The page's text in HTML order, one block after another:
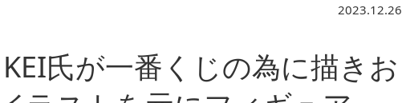
2023.12.26
氏が一番くじの為に描きお